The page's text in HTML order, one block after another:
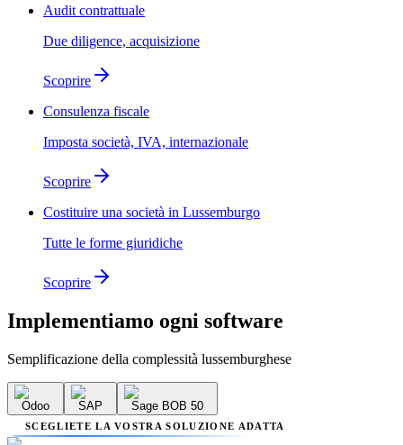
Audit contrattuale
Due diligence, acquisizione
Scoprire
Consulenza fiscale
Imposta società, IVA, internazionale
Scoprire
Costituire una società in Lussemburgo
Tutte le forme giuridiche
Scoprire
Implementiamo ogni software
Semplificazione della complessità lussemburghese
Odoo SAP Sage BOB 50
SCEGLIETE LA VOSTRA SOLUZIONE ADATTA